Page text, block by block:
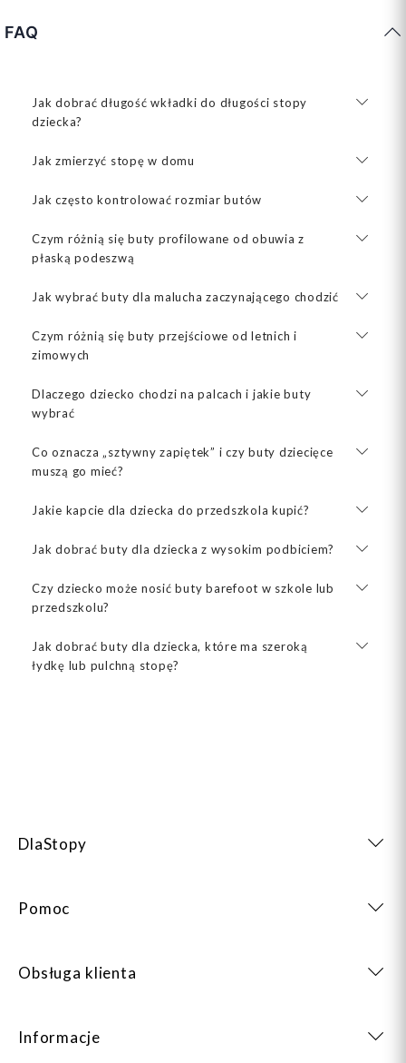
FAQ
Jak dobrać długość wkładki do długości stopy
dziecka?
Jak zmierzyć stopę w domu
Jak często kontrolować rozmiar butów
Czym różnią się buty profilowane od obuwia z
płaską podeszwą
Jak wybrać buty dla malucha zaczynającego chodzić
Czym różnią się buty przejściowe od letnich i
zimowych
Dlaczego dziecko chodzi na palcach i jakie buty
wybrać
Co oznacza „sztywny zapiętek” i czy buty dziecięce
muszą go mieć?
Jakie kapcie dla dziecka do przedszkola kupić?
Jak dobrać buty dla dziecka z wysokim podbiciem?
Czy dziecko może nosić buty barefoot w szkole lub
przedszkolu?
Jak dobrać buty dla dziecka, które ma szeroką
łydkę lub pulchną stopę?
DlaStopy
Pomoc
Obsługa klienta
Informacje